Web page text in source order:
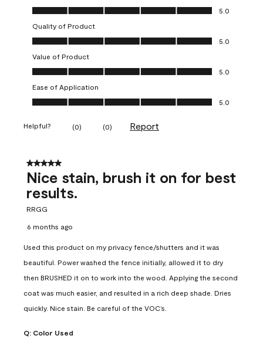
Overall Appearance, 5.0 out of 5
5.0
Quality of Product
Quality of Product, 5.0 out of 5
5.0
Value of Product
Value of Product, 5.0 out of 5
5.0
Ease of Application
Ease of Application, 5.0 out of 5
5.0
Helpful? (0) (0) Report
5 out of 5 stars.
Nice stain, brush it on for best
results.
RRGG
6 months ago
Used this product on my privacy fence/shutters and it was
beautiful. Power washed the fence initially, allowed it to dry
then BRUSHED it on to work into the wood. Applying the second
coat was much easier, and resulted in a rich deep shade. Dries
quickly. Nice stain. Be careful of the VOC’s.
Q: Color Used